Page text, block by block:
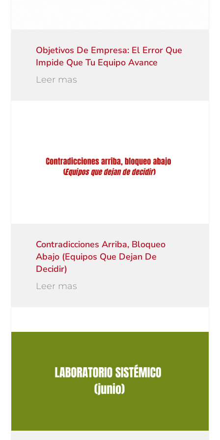
Objetivos De Empresa: El Error Que
Impide Que Tu Equipo Avance
Leer mas
Contradicciones Arriba, Bloqueo
Abajo (equipos Que Dejan De
Decidir)
Leer mas